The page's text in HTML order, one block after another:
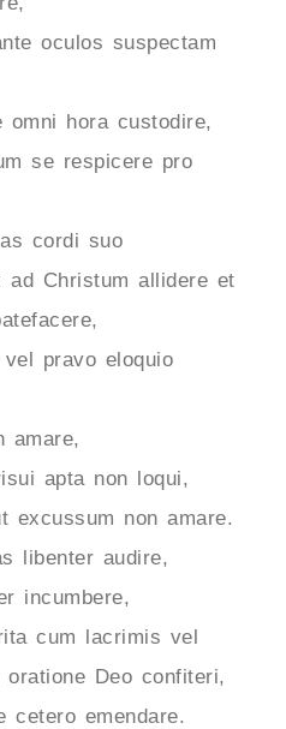
oculos suspectam
omni hora custodire,
se respicere pro
cordi suo
ad Christum allidere et
pravo eloquio
amare,
apta non loqui,
excussum non amare.
libenter audire,
incumbere,
cum lacrimis vel
Deo confiteri,
cetero emendare.